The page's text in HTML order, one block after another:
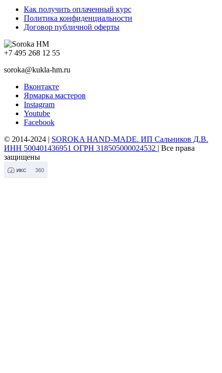
Как получить оплаченный курс
Политика конфиденциальности
Договор публичной оферты
+7 495 268 12 55
soroka@kukla-hm.ru
Вконтакте
Ярмарка мастеров
Instagram
Youtube
Facebook
© 2014-2024 | SOROKA HAND-MADE. ИП Сальников Д.В.
ИНН 500401436951 ОГРН 318505000024532 | Все права
защищены
ИКС 360